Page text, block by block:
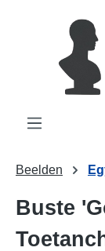
Beelden
Buste